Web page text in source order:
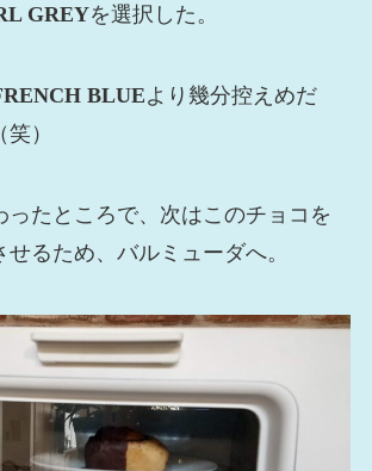
GREYを選択した。
BLUEより幾分控えめだ
）
ったところで、次はこのチョコを
るため、バルミューダへ。